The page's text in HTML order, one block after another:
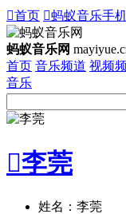
首页 蚂蚁音乐手
蚂蚁音乐网
首页 音乐频道 视频
音乐
李莞
姓名：李莞